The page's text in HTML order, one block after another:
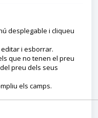
desplegable i cliqueu
i esborrar.
que no tenen el preu
preu dels seus
els camps.